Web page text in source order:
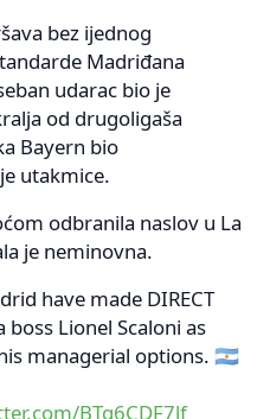
bez ijednog
Madriđana
udarac bio je
od drugoligaša
Bayern bio
utakmice.
odbranila naslov u La
je neminovna.
have made DIRECT
boss Lionel Scaloni as
managerial options. 🇦🇷
BTq6CDF7lf